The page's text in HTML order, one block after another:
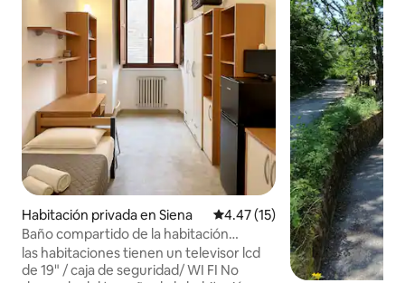
Habitación privada en Siena Calificación promedio: 4.47 de
4.47 (15)
Baño compartido de la habitación
individual
las habitaciones tienen un televisor lcd
de 19" / caja de seguridad/ WI FI No